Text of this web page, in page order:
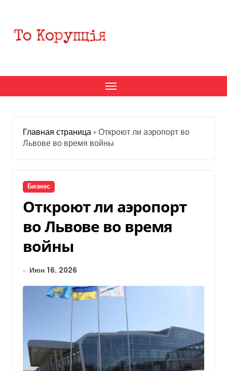
содержанию
Главная страница » Откроют ли аэропорт во
Львове во время войны
Бизнес
Откроют ли аэропорт
во Львове во время
войны
Июн 16, 2026